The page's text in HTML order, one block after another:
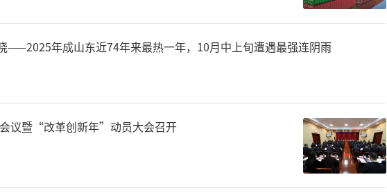
未来山东数字政务、数字治理、数
图景。
——2025年成山东近74年来最热一年，10月中上旬遭遇最强连阴雨
议暨“改革创新年”动员大会召开